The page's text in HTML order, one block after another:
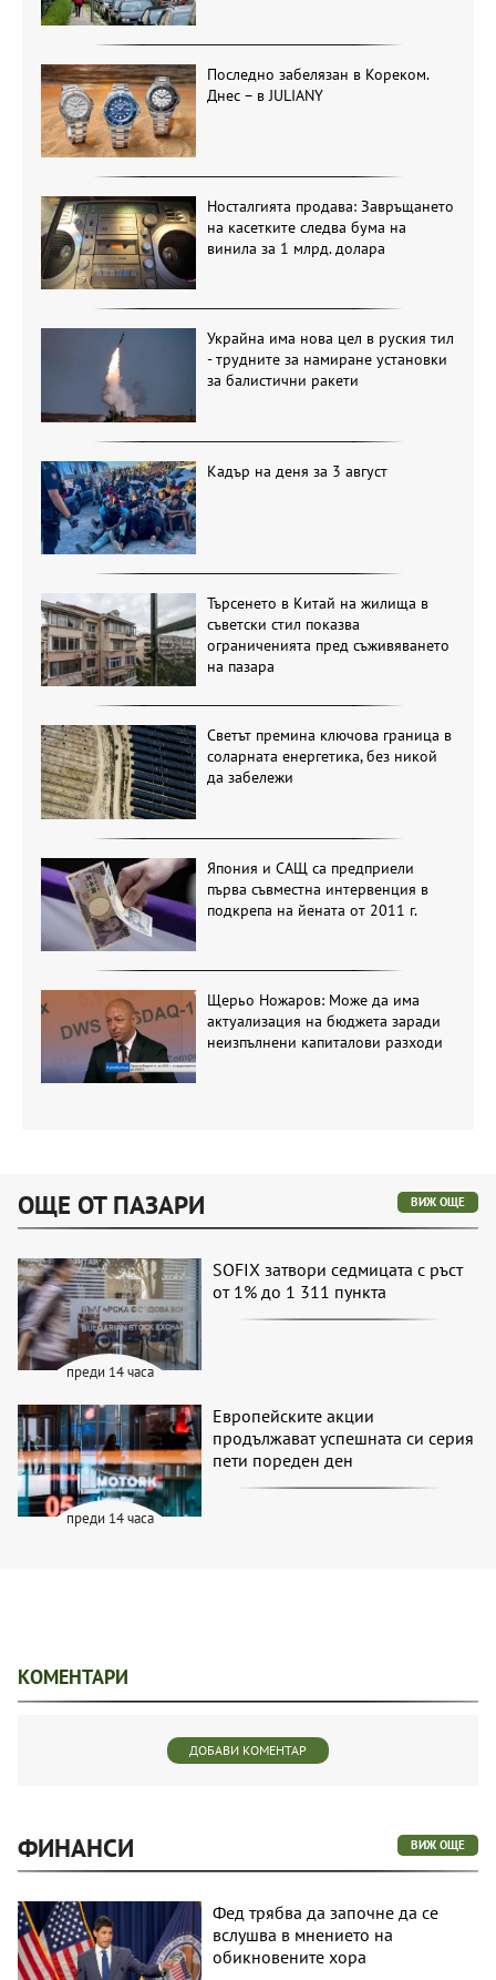
Последно забелязан в Кореком.
Днес – в JULIANY
Носталгията продава: Завръщането
на касетките следва бума на
винила за 1 млрд. долара
Украйна има нова цел в руския тил
- трудните за намиране установки
за балистични ракети
Кадър на деня за 3 август
Търсенето в Китай на жилища в
съветски стил показва
ограниченията пред съживяването
на пазара
Светът премина ключова граница в
соларната енергетика, без никой
да забележи
Япония и САЩ са предприели
първа съвместна интервенция в
подкрепа на йената от 2011 г.
Щерьо Ножаров: Може да има
актуализация на бюджета заради
неизпълнени капиталови разходи
ОЩЕ ОТ ПАЗАРИ ВИЖ ОЩЕ
преди 14 часа
SOFIX затвори седмицата с ръст
от 1% до 1 311 пункта
преди 14 часа
Европейските акции
продължават успешната си серия
пети пореден ден
КОМЕНТАРИ
ДОБАВИ КОМЕНТАР
ФИНАНСИ ВИЖ ОЩЕ
Фед трябва да започне да се
вслушва в мнението на
обикновените хора